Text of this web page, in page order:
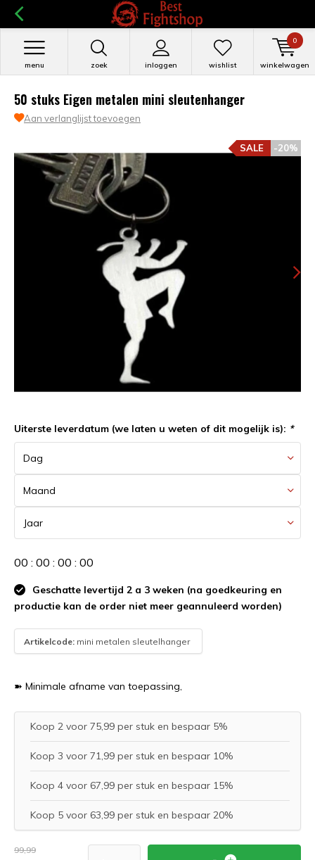
zoek inloggen
menu wishlist winkelwagen
0
50 stuks Eigen metalen mini sleutenhanger
Aan verlanglijst toevoegen
-20%
SALE
Uiterste leverdatum (we laten u weten of dit mogelijk is): *
00 : 00 : 00 : 00
Geschatte levertijd 2 a 3 weken (na goedkeuring en
productie kan de order niet meer geannuleerd worden)
Artikelcode: mini metalen sleutelhanger
➽ Minimale afname van toepassing,
Koop 2 voor 75,99 per stuk en bespaar 5%
Koop 3 voor 71,99 per stuk en bespaar 10%
Koop 4 voor 67,99 per stuk en bespaar 15%
Koop 5 voor 63,99 per stuk en bespaar 20%
99,99